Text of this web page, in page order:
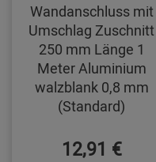
Wandanschluss mit
Umschlag Zuschnitt
250 mm Länge 1
Meter Aluminium
walzblank 0,8 mm
(Standard)
12,91 €